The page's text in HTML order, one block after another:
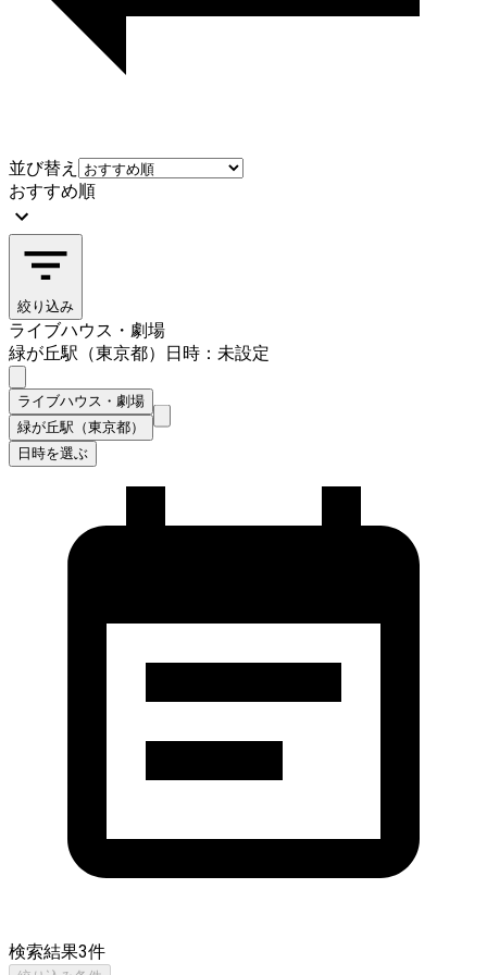
並び替え
おすすめ順
絞り込み
ライブハウス・劇場
緑が丘駅（東京都）
日時：未設定
ライブハウス・劇場
緑が丘駅（東京都）
日時を選ぶ
検索結果3件